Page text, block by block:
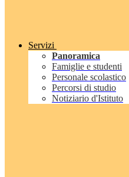
Servizi
Panoramica
Famiglie e studenti
Personale scolastico
Percorsi di studio
Notiziario d'Istituto